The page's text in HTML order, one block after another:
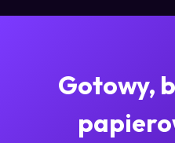
Gotowy,